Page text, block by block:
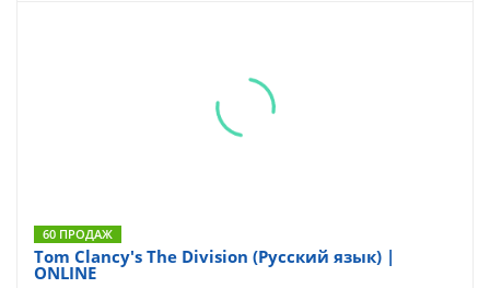
60 ПРОДАЖ
Tom Clancy's The Division (Русский язык) |
ONLINE